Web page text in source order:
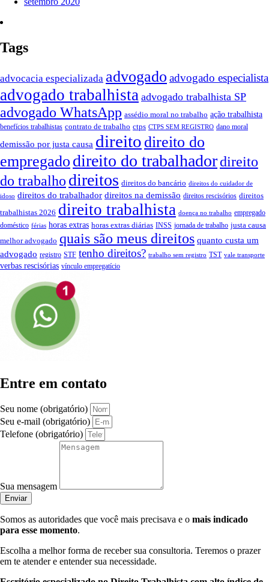
Tags
advocacia especializada advogado advogado especialista
advogado trabalhista advogado trabalhista SP
advogado WhatsApp assédio moral no trabalho ação trabalhista
benefícios trabalhistas contrato de trabalho ctps CTPS SEM REGISTRO dano moral
demissão por justa causa direito direito do
empregado direito do trabalhadordireito
do trabalho direitos direitos do bancário direitos do cuidador de
idoso direitos do trabalhador direitos na demissão direitos rescisórios direitos
trabalhistas 2026 direito trabalhista doença no trabalho empregado
doméstico férias horas extras horas extras diárias INSS jornada de trabalho justa causa
melhor advogado quais são meus direitos quanto custa um
advogado registro STF tenho direitos? trabalho sem registro TST vale transporte
verbas rescisórias vínculo empregatício
Entre em contato
Seu nome (obrigatório)
Seu e-mail (obrigatório)
Telefone (obrigatório)
Sua mensagem
Enviar
Somos as autoridades que você mais precisava e o mais indicado
para esse momento.
Escolha a melhor forma de receber sua consultoria. Teremos o prazer
em te atender e entender sua necessidade.